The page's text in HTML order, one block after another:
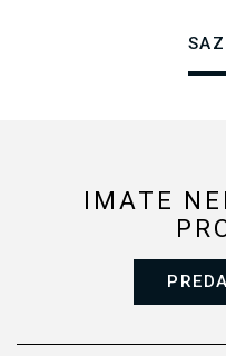
IMATE